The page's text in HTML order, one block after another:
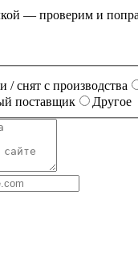
— проверим и
/ снят с производства
поставщик
Другое